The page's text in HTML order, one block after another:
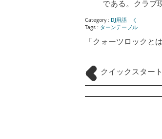
である。クラブ
Category : DJ用語 く
Tags : ターンテーブル
「クォーツロックと
クイックスタート